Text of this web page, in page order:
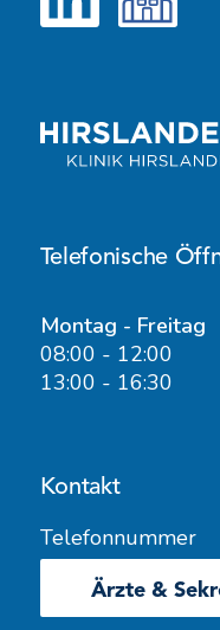
Telefonische
Montag - Freitag
08:00 - 12:00
13:00 - 16:30
Kontakt
Telefonnummer
Ärzte &